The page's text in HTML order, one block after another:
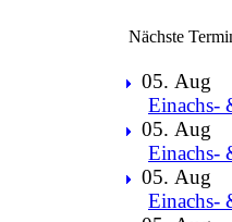
Nächste
05. Aug
Einachs-
05. Aug
Einachs-
05. Aug
Einachs-